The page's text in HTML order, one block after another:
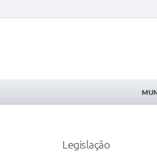
Legislação